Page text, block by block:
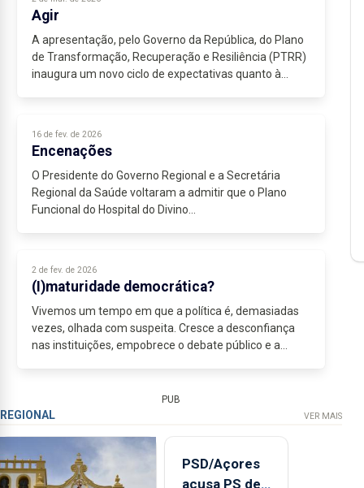
Agir
A apresentação, pelo Governo da República, do Plano
de Transformação, Recuperação e Resiliência (PTRR)
inaugura um novo ciclo de expectativas quanto à
16 de fev. de 2026
Encenações
O Presidente do Governo Regional e a Secretária
Regional da Saúde voltaram a admitir que o Plano
Funcional do Hospital do Divino...
2 de fev. de 2026
(I)maturidade democrática?
Vivemos um tempo em que a política é, demasiadas
vezes, olhada com suspeita. Cresce a desconfiança
nas instituições, empobrece o debate público e a
PUB
REGIONAL VER MAIS
PSD/Açores
acusa PS de